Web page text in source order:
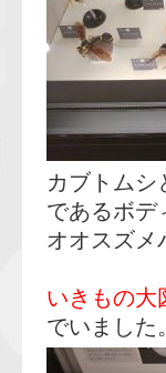
カブトムシ
であるボデ
オオスズメ
いきもの大
でいました。